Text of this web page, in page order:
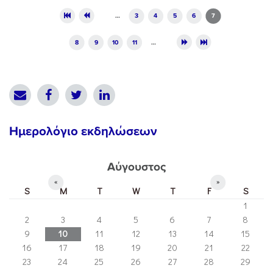
… 3 4 5 6 7
8 9 10 11 …
Ημερολόγιο εκδηλώσεων
Αύγουστος
« »
S M T W T F
S
1
2
3 4 5 6 7
8
9
10 11 12 13 14
15
16
17 18 19 20 21
22
23
24 25 26 27 28
29